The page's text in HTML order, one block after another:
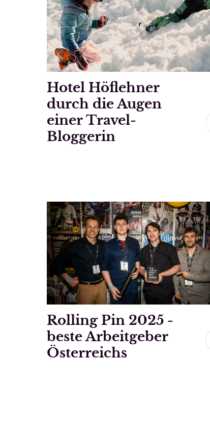
Hotel Höflehner
durch die Augen
einer Travel-
Bloggerin
Rolling Pin 2025 -
beste Arbeitgeber
Österreichs